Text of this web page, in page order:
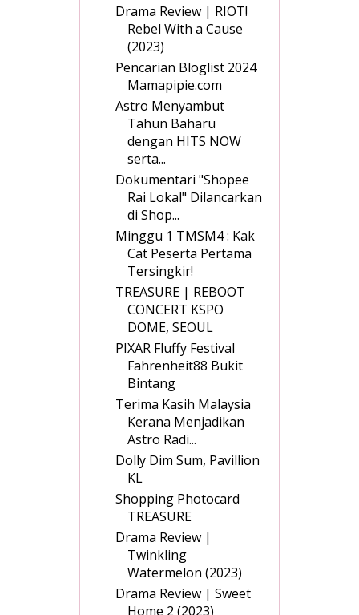
Drama Review | RIOT!
Rebel With a Cause
(2023)
Pencarian Bloglist 2024
Mamapipie.com
Astro Menyambut
Tahun Baharu
dengan HITS NOW
serta...
Dokumentari "Shopee
Rai Lokal" Dilancarkan
di Shop...
Minggu 1 TMSM4 : Kak
Cat Peserta Pertama
Tersingkir!
TREASURE | REBOOT
CONCERT KSPO
DOME, SEOUL
PIXAR Fluffy Festival
Fahrenheit88 Bukit
Bintang
Terima Kasih Malaysia
Kerana Menjadikan
Astro Radi...
Dolly Dim Sum, Pavillion
KL
Shopping Photocard
TREASURE
Drama Review |
Twinkling
Watermelon (2023)
Drama Review | Sweet
Home 2 (2023)